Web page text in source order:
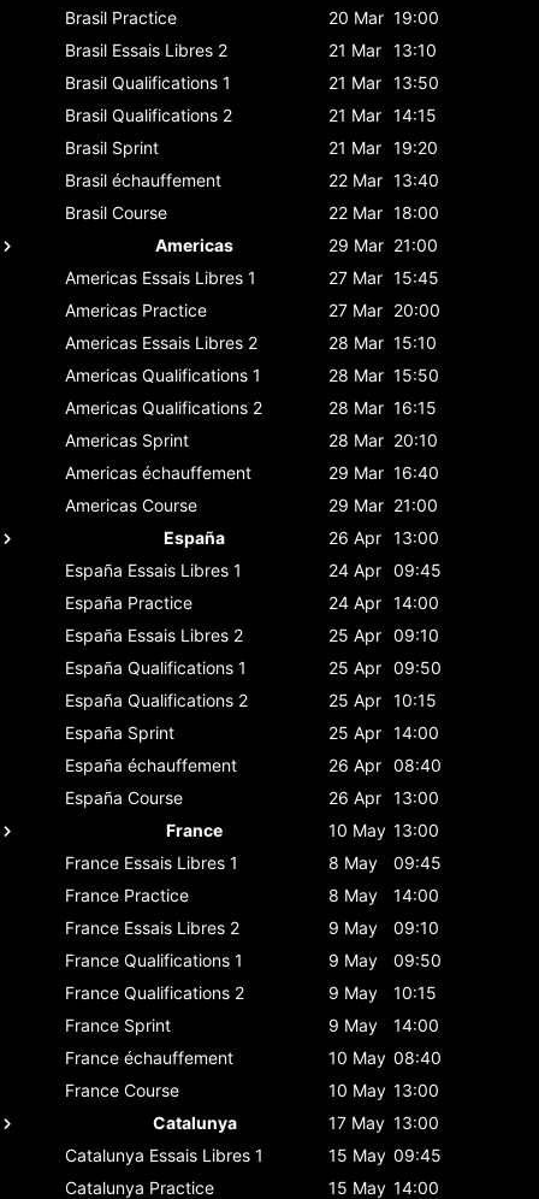
Brasil Practice 20 Mar 19:00
Brasil Essais Libres 2 21 Mar 13:10
Brasil Qualifications 1 21 Mar 13:50
Brasil Qualifications 2 21 Mar 14:15
Brasil Sprint 21 Mar 19:20
Brasil échauffement 22 Mar 13:40
Brasil Course 22 Mar 18:00
Americas
29 Mar 21:00
Americas Essais Libres 1 27 Mar 15:45
Americas Practice 27 Mar 20:00
Americas Essais Libres 2 28 Mar 15:10
Americas Qualifications 1 28 Mar 15:50
Americas Qualifications 2 28 Mar 16:15
Americas Sprint 28 Mar 20:10
Americas échauffement 29 Mar 16:40
Americas Course 29 Mar 21:00
España
26 Apr 13:00
España Essais Libres 1 24 Apr 09:45
España Practice 24 Apr 14:00
España Essais Libres 2 25 Apr 09:10
España Qualifications 1 25 Apr 09:50
España Qualifications 2 25 Apr 10:15
España Sprint 25 Apr 14:00
España échauffement 26 Apr 08:40
España Course 26 Apr 13:00
France
10 May 13:00
France Essais Libres 1 8 May
09:45
France Practice 8 May
14:00
France Essais Libres 2 9 May
09:10
France Qualifications 1 9 May
09:50
France Qualifications 2 9 May
10:15
France Sprint 9 May
14:00
France échauffement 10 May 08:40
France Course 10 May 13:00
Catalunya
17 May 13:00
Catalunya Essais Libres 1 15 May 09:45
Catalunya Practice 15 May 14:00